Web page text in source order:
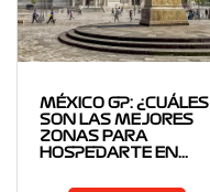
MÉXICO GP: ¿CUÁLES
SON LAS MEJORES
ZONAS PARA
HOSPEDARTE EN…